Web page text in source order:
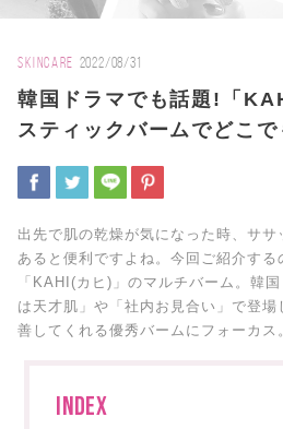
SKINCARE 2022/08/31
韓国ドラマでも話題!「
スティックバームでどこ
出先で肌の乾燥が気になった時、サ
あると便利ですよね。今回ご紹介する
「KAHI(カヒ)」のマルチバーム。韓
は天才肌」や「社内お見合い」で登
善してくれる優秀バームにフォーカス
INDEX